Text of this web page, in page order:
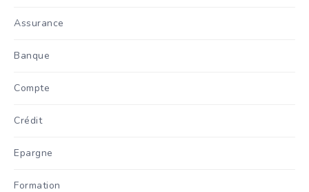
Assurance
Banque
Compte
Crédit
Epargne
Formation